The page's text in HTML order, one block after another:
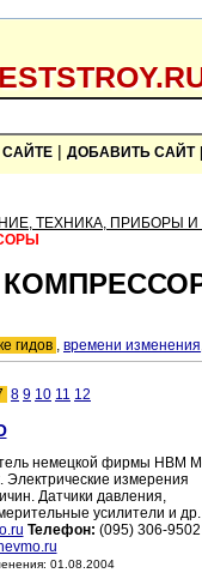
| ДОБАВИТЬ САЙТ
ТЕХНИКА, ПРИБОРЫ
гидов , времени изменения
8 9 10 11 12
немецкой фирмы НВМ
Электрические измерения
Датчики давления,
усилители и др.
Телефон: (095) 306-9502
01.08.2004